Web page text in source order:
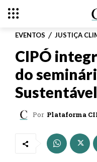
EVENTOS JUSTIÇA
CIPÓ
do
Por Plataforma